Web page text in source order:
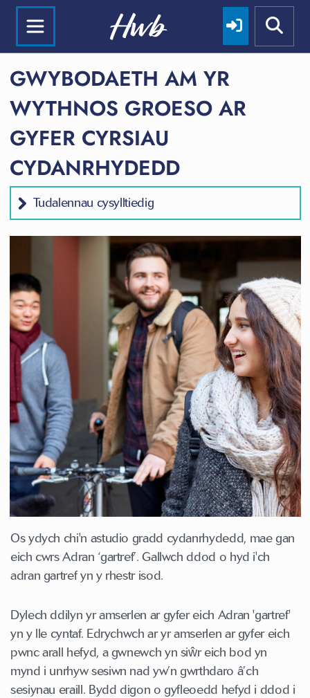
GWYBODAETH AM YR
WYTHNOS GROESO AR
GYFER CYRSIAU
CYDANRHYDEDD
Tudalennau cysylltiedig
Os ydych chi'n astudio gradd cydanrhydedd, mae gan
eich cwrs Adran ‘gartref’. Gallwch ddod o hyd i'ch
adran gartref yn y rhestr isod.
Dylech ddilyn yr amserlen ar gyfer eich Adran 'gartref'
yn y lle cyntaf. Edrychwch ar yr amserlen ar gyfer eich
pwnc arall hefyd, a gwnewch yn siŵr eich bod yn
mynd i unrhyw sesiwn nad yw’n gwrthdaro â’ch
sesiynau eraill. Bydd digon o gyfleoedd hefyd i ddod i